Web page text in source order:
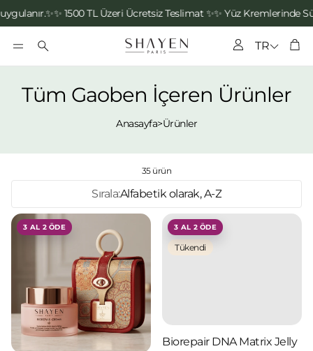
✨ 1500 TL Üzeri Ücretsiz Teslimat ✨✨ Yüz Kremlerinde Sürme
Ara
Hesap
TR
Tüm Gaoben İçeren Ürünler
Anasayfa>Ürünler
35 ürün
Sırala:Alfabetik olarak, A-Z
3 AL 2 ÖDE 3 AL 2 ÖDE
Tükendi
Biorepair DNA Matrix Jelly